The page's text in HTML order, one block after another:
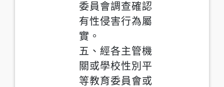
委員會調查確認
有性侵害行為屬
實。
五、經各主管機
關或學校性別平
等教育委員會或